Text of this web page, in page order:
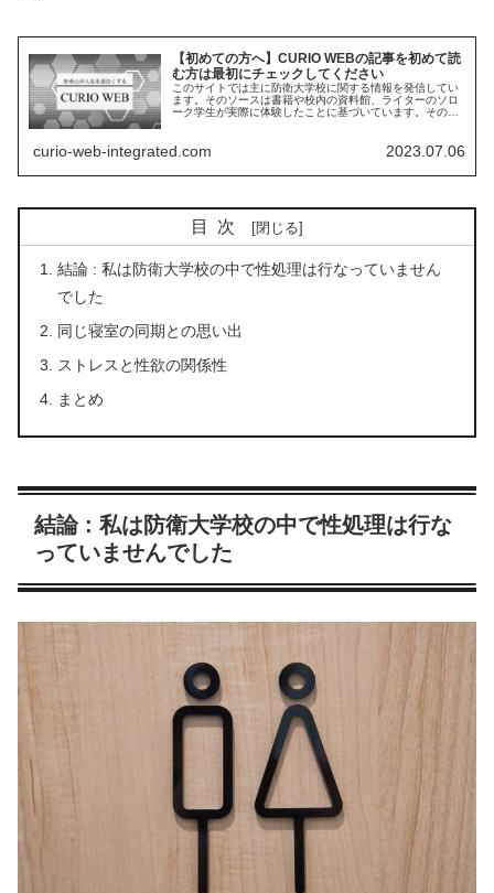
【初めての方へ】CURIO WEBの記事を初めて読
む方は最初にチェックしてください
このサイトでは主に防衛大学校に関する情報を発信してい
ます。そのソースは書籍や校内の資料館、ライターのソロ
ーク学生が実際に体験したことに基づいています。その中
curio-web-integrated.com 2023.07.06
目次
結論 : 私は防衛大学校の中で性処理は行なっていません
でした
同じ寝室の同期との思い出
ストレスと性欲の関係性
まとめ
結論 : 私は防衛大学校の中で性処理は行な
っていませんでした